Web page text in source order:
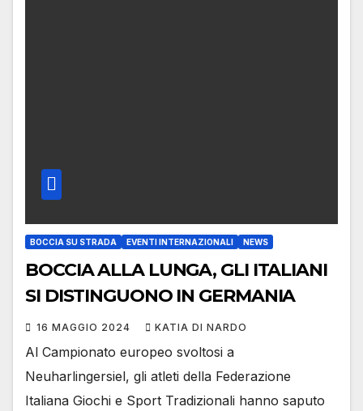
BOCCIA SU STRADA EVENTI INTERNAZIONALI NEWS
BOCCIA ALLA LUNGA, GLI ITALIANI
SI DISTINGUONO IN GERMANIA
16 MAGGIO 2024 KATIA DI NARDO
Al Campionato europeo svoltosi a
Neuharlingersiel, gli atleti della Federazione
Italiana Giochi e Sport Tradizionali hanno saputo